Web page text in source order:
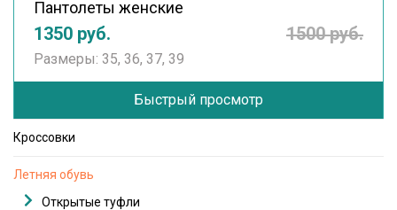
Пантолеты женские
1350 руб. 1500 руб.
Размеры: 35, 36, 37, 39
Быстрый просмотр
Кроссовки
Летняя обувь
Открытые туфли